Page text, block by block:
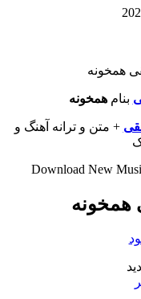
بنامهمخونه
+ متن و ترانه آهنگ و
Download New
همخونه